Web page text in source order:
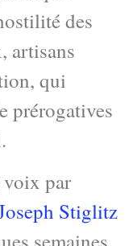
des
artisans
qui
prérogatives
voix par
Stiglitz
semaines